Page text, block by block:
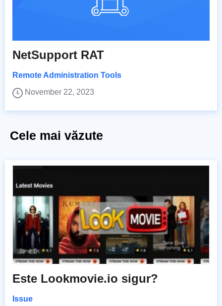
NetSupport RAT
Remote Administration Tools
November 22, 2023
Cele mai văzute
Este Lookmovie.io sigur?
Issue